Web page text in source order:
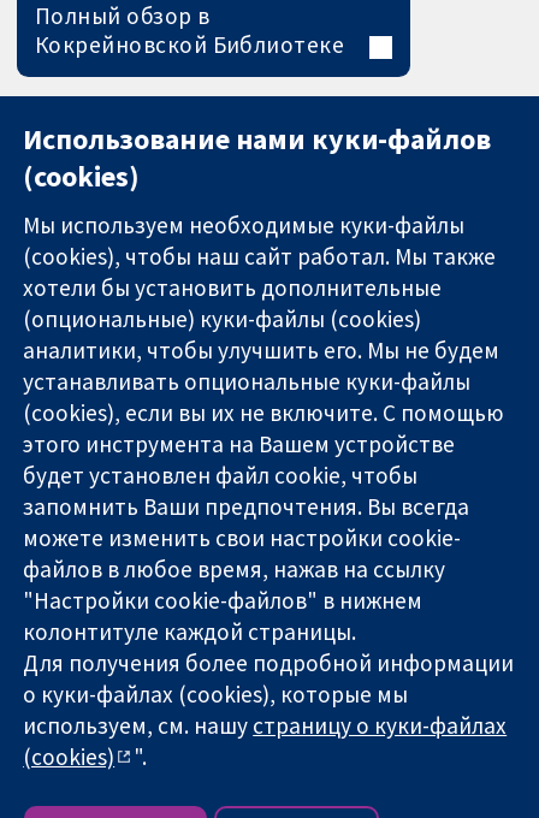
Полный обзор в
Кокрейновской Библиотеке
Надёжные
доказательства
Информированные
решения
Во благо
здоровья
11-13 Cavendish
Square
London
W1G 0AN
United Kingdom
Связаться с
нами
Новости
Пресс-
служба
О нас
Работа
Cochrane
Library
The Cochrane Collaboration is a charity (no. 1045921) and a
company limited by guarantee (no. 03044323) registered in
England & Wales. VAT registration number GB 718 2127 49.
Copyright © 2026 The Cochrane Collaboration
Условия использования веб-сайта|Отказ от
Использование нами куки-файлов
(cookies)
Мы используем необходимые куки-файлы
(cookies), чтобы наш сайт работал. Мы также
хотели бы установить дополнительные
(опциональные) куки-файлы (cookies)
аналитики, чтобы улучшить его. Мы не будем
устанавливать опциональные куки-файлы
(cookies), если вы их не включите. С помощью
этого инструмента на Вашем устройстве
будет установлен файл cookie, чтобы
запомнить Ваши предпочтения. Вы всегда
можете изменить свои настройки cookie-
файлов в любое время, нажав на ссылку
"Настройки cookie-файлов" в нижнем
колонтитуле каждой страницы.
Для получения более подробной информации
о куки-файлах (cookies), которые мы
используем, см. нашу страницу о куки-файлах
(cookies)
".